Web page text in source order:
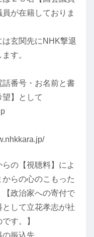
が在籍しておりま
玄関先にNHK撃退
す。
番号・お名前と書
】として
の【視聴料】によ
らの心のこもった
【政治家への寄付で
して立花孝志が社
す。】
の振込先